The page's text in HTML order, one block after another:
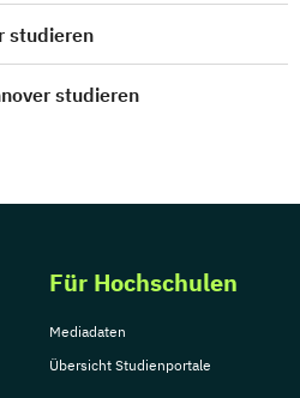
studieren
studieren
Für Hochschulen
Mediadaten
Übersicht Studienportale